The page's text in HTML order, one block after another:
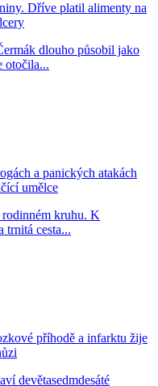
Dříve platil alimenty na
dlouho působil jako
otočila...
a panických atakách
umělce
kruhu. K
trnitá cesta...
příhodě a infarktu žije
devětasedmdesáté